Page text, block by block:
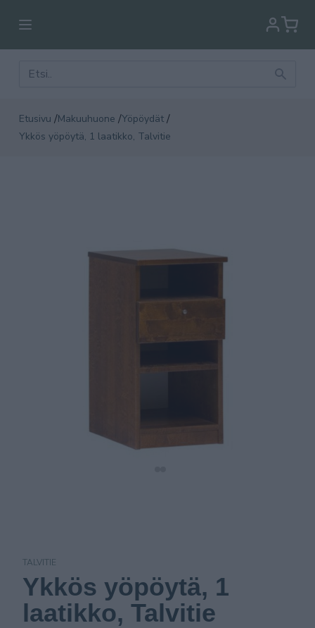
Etusivu /Makuuhuone /Yöpöydät /
Ykkös yöpöytä, 1 laatikko, Talvitie
TALVITIE
Ykkös yöpöytä, 1
laatikko, Talvitie